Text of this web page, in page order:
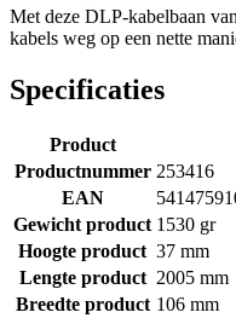
Met deze DLP-kabelbaan
kabels weg op een nette
Specificaties
Product
Productnummer 253416
EAN
Gewicht product 1530 gr
Hoogte product 37 mm
Lengte product 2005 mm
Breedte product 106 mm